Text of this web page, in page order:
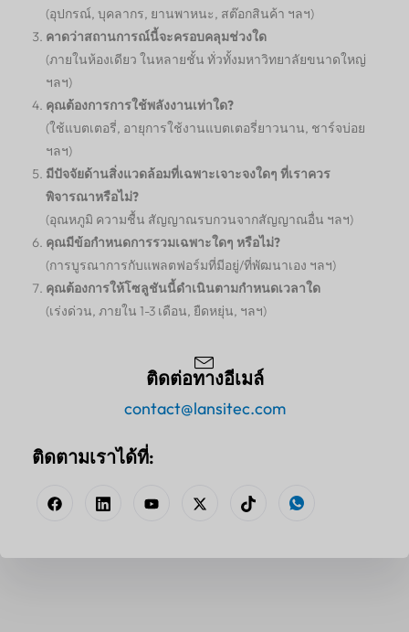
(อุปกรณ์, บุคลากร, ยานพาหนะ, สต๊อกสินค้า ฯลฯ)
คาดว่าสถานการณ์นี้จะครอบคลุมช่วงใด
(ภายในห้องเดียว ในหลายชั้น ทั่วทั้งมหาวิทยาลัยขนาดใหญ่
ฯลฯ)
คุณต้องการการใช้พลังงานเท่าใด?
(ใช้แบตเตอรี่, อายุการใช้งานแบตเตอรี่ยาวนาน, ชาร์จบ่อย
ฯลฯ)
มีปัจจัยด้านสิ่งแวดล้อมที่เฉพาะเจาะจงใดๆ ที่เราควร
พิจารณาหรือไม่?
(อุณหภูมิ ความชื้น สัญญาณรบกวนจากสัญญาณอื่น ฯลฯ)
คุณมีข้อกำหนดการรวมเฉพาะใดๆ หรือไม่?
(การบูรณาการกับแพลตฟอร์มที่มีอยู่/ที่พัฒนาเอง ฯลฯ)
คุณต้องการให้โซลูชันนี้ดำเนินตามกำหนดเวลาใด
(เร่งด่วน, ภายใน 1-3 เดือน, ยืดหยุ่น, ฯลฯ)
ติดต่อทางอีเมล์
contact@lansitec.com
ติดตามเราได้ที่: